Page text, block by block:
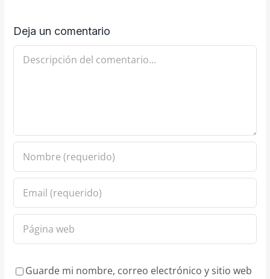
Deja un comentario
Comentario
Guarde mi nombre, correo electrónico y sitio web